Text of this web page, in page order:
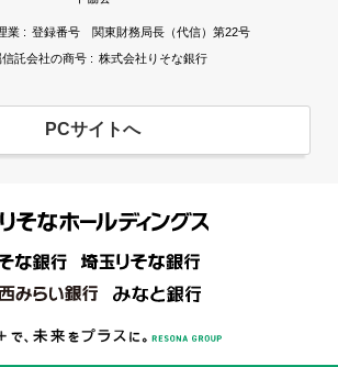
業 : 登録番号 関東財務局長（代信）第22号
信託会社の商号 : 株式会社りそな銀行
PCサイトへ